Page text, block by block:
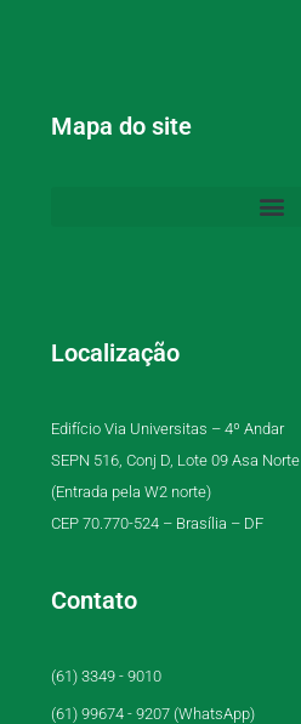
Mapa do site
Localização
Edifício Via Universitas – 4º Andar
SEPN 516, Conj D, Lote 09 Asa Norte
(Entrada pela W2 norte)
CEP 70.770-524 – Brasília – DF
Contato
(61) 3349 - 9010
(61) 99674 - 9207 (WhatsApp)